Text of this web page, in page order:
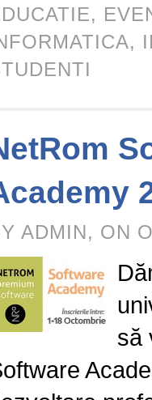
,
,
ADMIN, ON
să